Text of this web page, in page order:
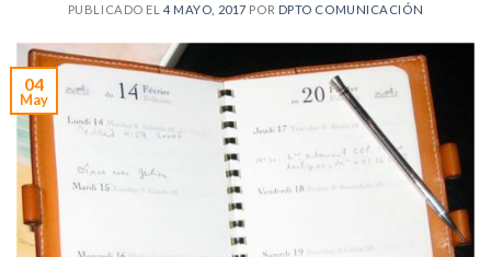
PUBLICADO EL4 MAYO, 2017 POR DPTO COMUNICACIÓN
04
May